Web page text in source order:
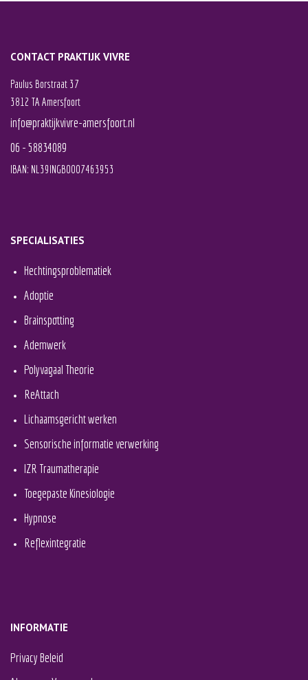
CONTACT PRAKTIJK VIVRE
Paulus Borstraat 37
3812 TA Amersfoort
info@praktijkvivre-amersfoort.nl
06 - 58834089
IBAN: NL39INGB0007463953
SPECIALISATIES
Hechtingsproblematiek
Adoptie
Brainspotting
Ademwerk
Polyvagaal Theorie
ReAttach
Lichaamsgericht werken
Sensorische informatie verwerking
IZR Traumatherapie
Toegepaste Kinesiologie
Hypnose
Reflexintegratie
INFORMATIE
Privacy Beleid